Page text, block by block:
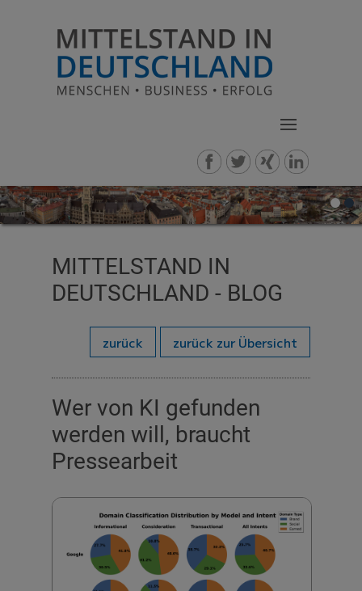
MITTELSTAND IN
DEUTSCHLAND - BLOG
zurück zur Übersicht
zurück
Wer von KI gefunden
werden will, braucht
Pressearbeit